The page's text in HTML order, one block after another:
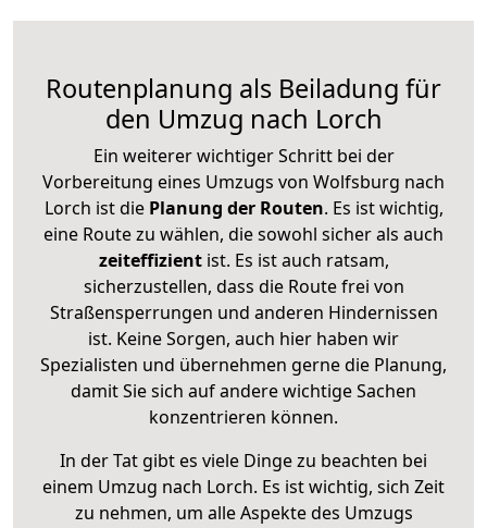
Routenplanung als Beiladung für
den Umzug nach Lorch
Ein weiterer wichtiger Schritt bei der
Vorbereitung eines Umzugs von Wolfsburg nach
Lorch ist diePlanung der Routen. Es ist wichtig,
eine Route zu wählen, die sowohl sicher als auch
zeiteffizientist. Es ist auch ratsam,
sicherzustellen, dass die Route frei von
Straßensperrungen und anderen Hindernissen
ist. Keine Sorgen, auch hier haben wir
Spezialisten und übernehmen gerne die Planung,
damit Sie sich auf andere wichtige Sachen
konzentrieren können.
In der Tat gibt es viele Dinge zu beachten bei
einem Umzug nach Lorch. Es ist wichtig, sich Zeit
zu nehmen, um alle Aspekte des Umzugs